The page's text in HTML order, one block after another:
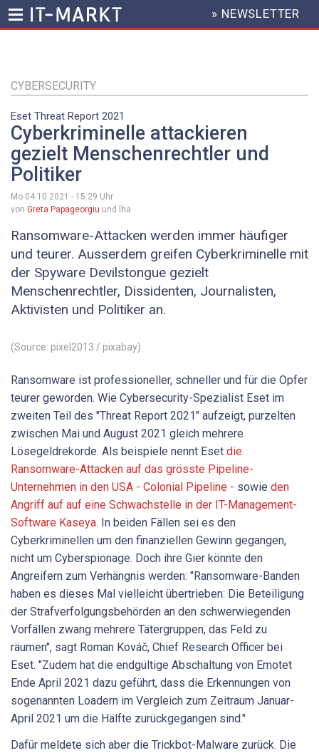
Inhalt
HEADER
MENU
» NEWSLETTER
CYBERSECURITY
Eset Threat Report 2021
Cyberkriminelle attackieren
gezielt Menschenrechtler und
Politiker
Mo 04.10.2021 - 15:29 Uhr
von Greta Papageorgiu und lha
Ransomware-Attacken werden immer häufiger
und teurer. Ausserdem greifen Cyberkriminelle mit
der Spyware Devilstongue gezielt
Menschenrechtler, Dissidenten, Journalisten,
Aktivisten und Politiker an.
(Source: pixel2013 / pixabay)
Ransomware ist professioneller, schneller und für die Opfer
teurer geworden. Wie Cybersecurity-Spezialist Eset im
zweiten Teil des "Threat Report 2021" aufzeigt, purzelten
zwischen Mai und August 2021 gleich mehrere
Lösegeldrekorde. Als beispiele nennt Eset die
Ransomware-Attacken auf das grösste Pipeline-
Unternehmen in den USA - Colonial Pipeline - sowie den
Angriff auf auf eine Schwachstelle in der IT-Management-
Software Kaseya. In beiden Fällen sei es den
Cyberkriminellen um den finanziellen Gewinn gegangen,
nicht um Cyberspionage. Doch ihre Gier könnte den
Angreifern zum Verhängnis werden: "Ransomware-Banden
haben es dieses Mal vielleicht übertrieben: Die Beteiligung
der Strafverfolgungsbehörden an den schwerwiegenden
Vorfällen zwang mehrere Tätergruppen, das Feld zu
räumen", sagt Roman Kováč, Chief Research Officer bei
Eset. "Zudem hat die endgültige Abschaltung von Emotet
Ende April 2021 dazu geführt, dass die Erkennungen von
sogenannten Loadern im Vergleich zum Zeitraum Januar-
April 2021 um die Hälfte zurückgegangen sind."
Dafür meldete sich aber die Trickbot-Malware zurück. Die